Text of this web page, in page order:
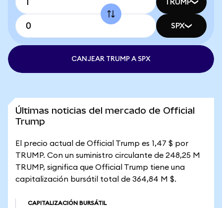
TRUMP
SPX
CANJEAR TRUMP A SPX
Últimas noticias del mercado de Official
Trump
El precio actual de Official Trump es 1,47 $ por
TRUMP. Con un suministro circulante de 248,25 M
TRUMP, significa que Official Trump tiene una
capitalización bursátil total de 364,84 M $.
CAPITALIZACIÓN BURSÁTIL